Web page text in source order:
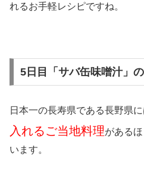
れるお手軽レシピですね。
5日目「サバ缶味噌汁」
日本一の長寿県である長野県に
入れるご当地料理がある
います。